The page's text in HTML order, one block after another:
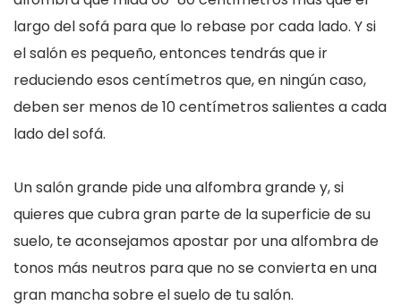
largo del sofá para que lo rebase por cada lado. Y si
el salón es pequeño, entonces tendrás que ir
reduciendo esos centímetros que, en ningún caso,
deben ser menos de 10 centímetros salientes a cada
lado del sofá.
Un salón grande pide una alfombra grande y, si
quieres que cubra gran parte de la superficie de su
suelo, te aconsejamos apostar por una alfombra de
tonos más neutros para que no se convierta en una
gran mancha sobre el suelo de tu salón.